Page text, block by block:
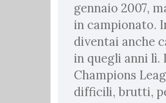
gennaio 2007,
in campionato.
diventai anche
in quegli anni lì.
Champions
difficili, brutti,